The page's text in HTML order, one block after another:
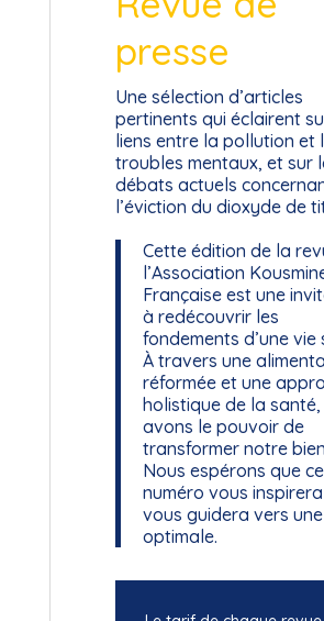
presse
Une sélection d’articles
pertinents qui éclairent
liens entre la pollution et
troubles mentaux, et sur
débats actuels
l’éviction du dioxyde de
Cette édition de la
l’Association
Française est une
à redécouvrir les
fondements d’une vie
À travers une
réformée et une
holistique de la santé,
avons le pouvoir de
transformer notre
Nous espérons que ce
numéro vous
vous guidera vers
optimale.